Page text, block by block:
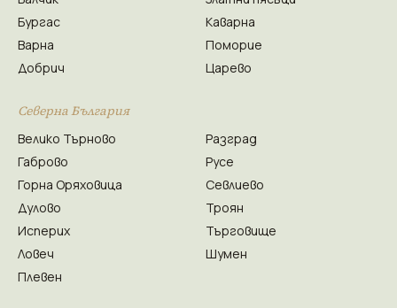
Бургас
Варна
Добрич
Каварна
Поморие
Царево
Северна България
Велико Търново
Габрово
Горна Оряховица
Дулово
Исперих
Ловеч
Плевен
Разград
Русе
Севлиево
Троян
Търговище
Шумен